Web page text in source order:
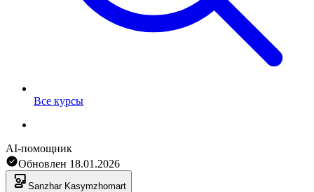
Все курсы
AI-помощник
Обновлен 18.01.2026
Sanzhar Kasymzhomart